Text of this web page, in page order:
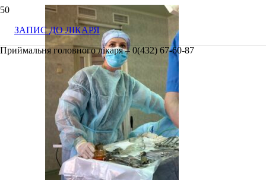
ЗАПИС ДО ЛІКАРЯ
Приймальня головного лікаря – 0(432) 67-60-87